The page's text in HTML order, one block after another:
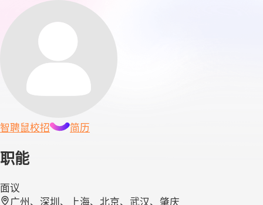
智聘鼠校招 简历
职能
面议
广州、深圳、上海、北京、武汉、肇庆